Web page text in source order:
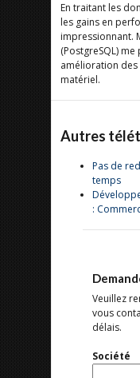
En traitant les
les gains en
impressionnant.
(PostgreSQL)
amélioration
matériel.
Autres
Pas de
temps
:
Veuillez
vous
délais.
Société